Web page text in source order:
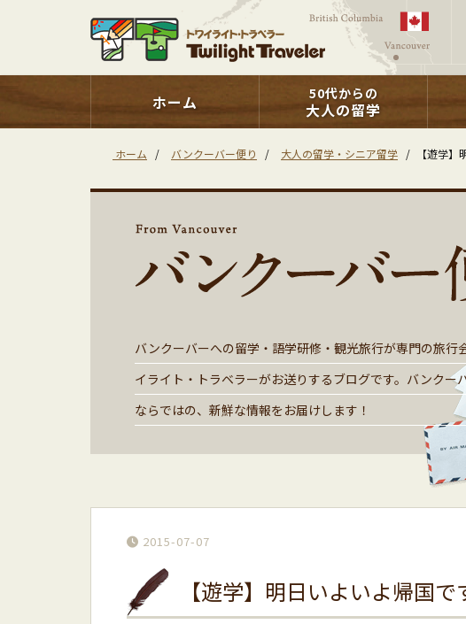
ホーム 50代からの
大人の留学
ホーム / バンクーバー便り / 大人の留学・シニア留学 / 【遊学】
バンクーバーへの留学・語学研修・観光旅行が専門の旅行
イライト・トラベラーがお送りするブログです。バンクー
ならではの、新鮮な情報をお届けします！
2015-07-07
【遊学】明日いよいよ帰国で